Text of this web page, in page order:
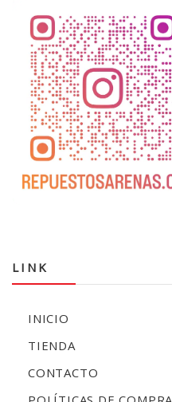
LINK
INICIO
TIENDA
CONTACTO